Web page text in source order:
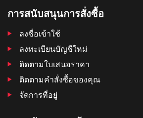
การสนับสนุนการสั่งซื้อ
ลงชื่อเข้าใช้
ลงทะเบียนบัญชีใหม่
ติดตามใบเสนอราคา
ติดตามคําสั่งซื้อของคุณ
จัดการที่อยู่